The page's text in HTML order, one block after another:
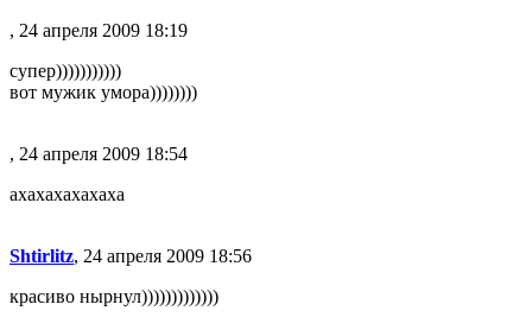
, 24 апреля 2009 18:19
супер)))))))))))
вот мужик умора))))))))
, 24 апреля 2009 18:54
axaxaxaxaxaxa
Shtirlitz, 24 апреля 2009 18:56
красиво нырнул)))))))))))))